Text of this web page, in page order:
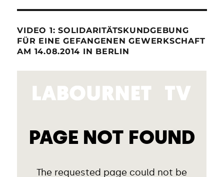
VIDEO 1: SOLIDARITÄTSKUNDGEBUNG
FÜR EINE GEFANGENEN GEWERKSCHAFT
AM 14.08.2014 IN BERLIN